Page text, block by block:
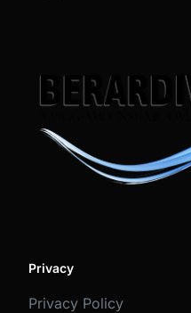
Privacy
Privacy Policy